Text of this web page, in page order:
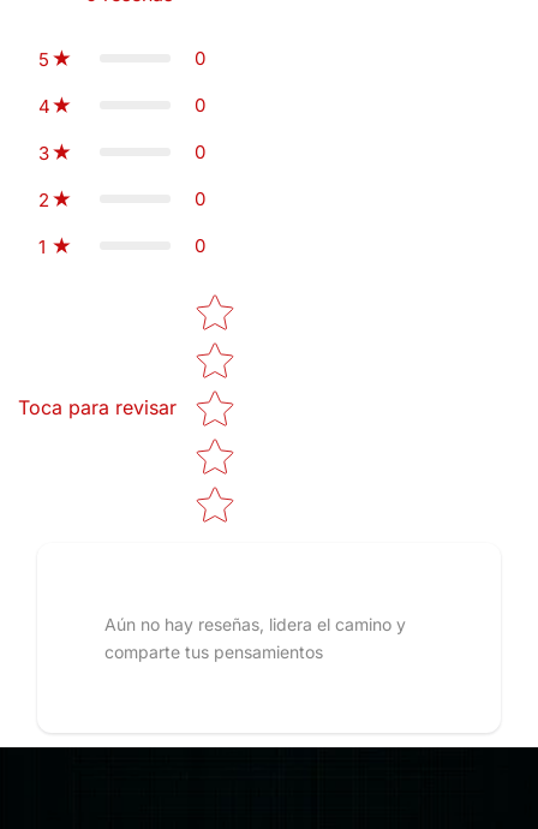
5 0
4 0
3 0
2 0
1 0
Toca para revisar
Star rating
Aún no hay reseñas, lidera el camino y
comparte tus pensamientos